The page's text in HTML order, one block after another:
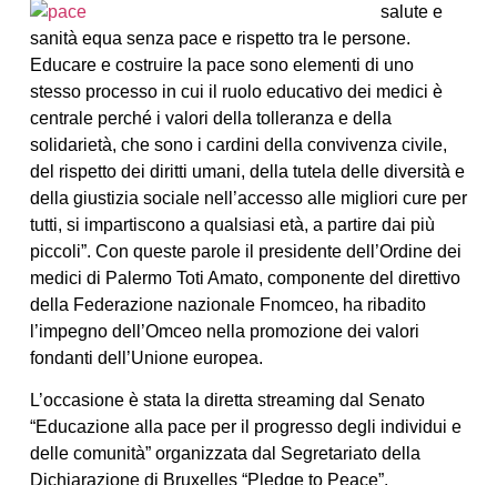
salute e
sanità equa senza pace e rispetto tra le persone.
Educare e costruire la pace sono elementi di uno
stesso processo in cui il ruolo educativo dei medici è
centrale perché i valori della tolleranza e della
solidarietà, che sono i cardini della convivenza civile,
del rispetto dei diritti umani, della tutela delle diversità e
della giustizia sociale nell’accesso alle migliori cure per
tutti, si impartiscono a qualsiasi età, a partire dai più
piccoli”. Con queste parole il presidente dell’Ordine dei
medici di Palermo Toti Amato, componente del direttivo
della Federazione nazionale Fnomceo, ha ribadito
l’impegno dell’Omceo nella promozione dei valori
fondanti dell’Unione europea.
L’occasione è stata la diretta streaming dal Senato
“Educazione alla pace per il progresso degli individui e
delle comunità” organizzata dal Segretariato della
Dichiarazione di Bruxelles “Pledge to Peace”.